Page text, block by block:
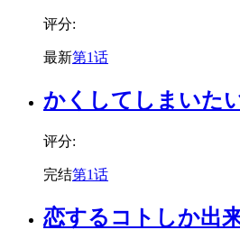
评分:
最新第1话
かくしてしまいた
评分:
完结第1话
恋するコトしか出